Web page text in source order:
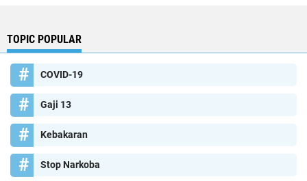
TOPIC POPULAR
COVID-19
Gaji 13
Kebakaran
Stop Narkoba